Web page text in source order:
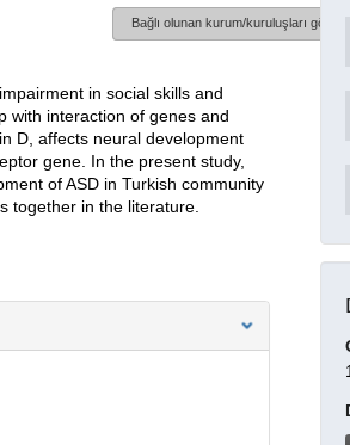
Bağlı olunan kurum/kuruluşları göster
in social skills and
with interaction of genes and
D, affects neural development
gene. In the present study,
of ASD in Turkish community
together in the literature.